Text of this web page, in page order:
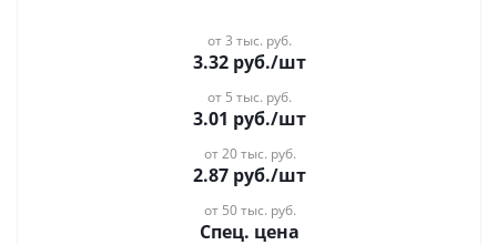
от 3 тыс. руб.
3.32 руб./шт
от 5 тыс. руб.
3.01 руб./шт
от 20 тыс. руб.
2.87 руб./шт
от 50 тыс. руб.
Спец. цена